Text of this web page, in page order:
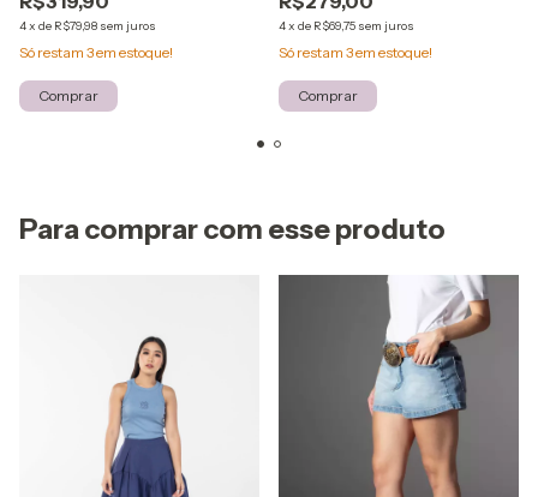
4x de R$79,98 sem juros
Só restam 3em estoque!
Comprar
4x de R$69,75 sem juros
Só restam 3em estoque!
Comprar
Para comprar com esse produto